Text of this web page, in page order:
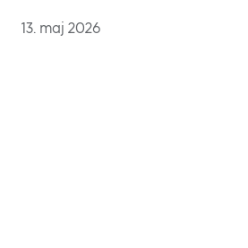
13. maj 2026